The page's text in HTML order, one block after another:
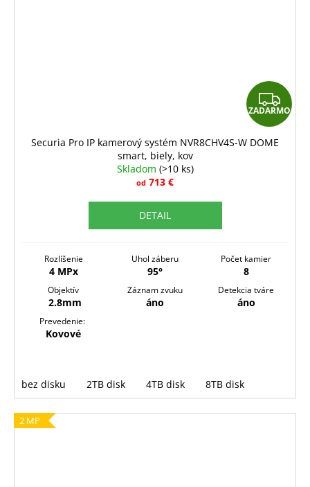
Z
A
ZADARMO
Securia Pro IP kamerový systém NVR8CHV4S-W DOME
smart, biely, kov
Skladom (>10 ks)
od 713 €
DETAIL
Rozlíšenie
4 MPx
Uhol záberu
95°
Počet kamier
8
Objektív
2.8mm
Záznam zvuku
áno
Detekcia tváre
áno
Prevedenie:
Kovové
bez disku 2TB disk 4TB disk 8TB disk
2 MP